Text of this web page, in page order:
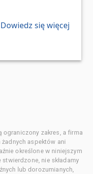
Dowiedz się więcej
ograniczony zakres, a firma
żadnych aspektów ani
określone w niniejszym
stwierdzone, nie składamy
lub dorozumianych,